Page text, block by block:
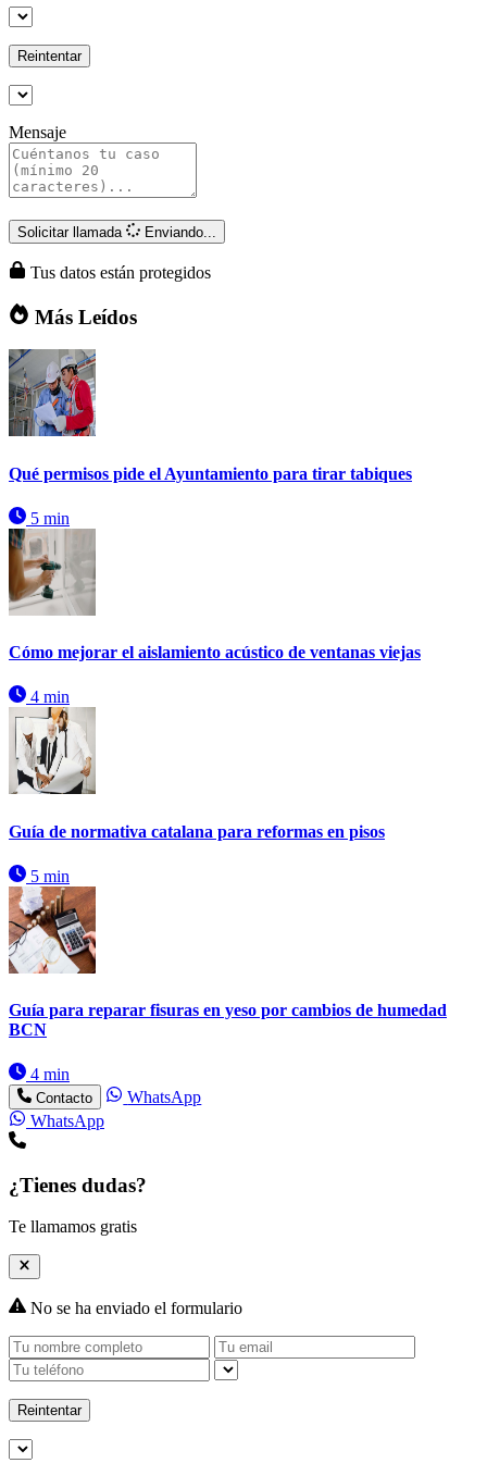
Reintentar
Mensaje
Solicitar llamada Enviando...
Tus datos están protegidos
Más Leídos
Qué permisos pide el Ayuntamiento para tirar tabiques
5 min
Cómo mejorar el aislamiento acústico de ventanas viejas
4 min
Guía de normativa catalana para reformas en pisos
5 min
Guía para reparar fisuras en yeso por cambios de humedad
BCN
4 min
Contacto
WhatsApp
WhatsApp
¿Tienes dudas?
Te llamamos gratis
No se ha enviado el formulario
Reintentar